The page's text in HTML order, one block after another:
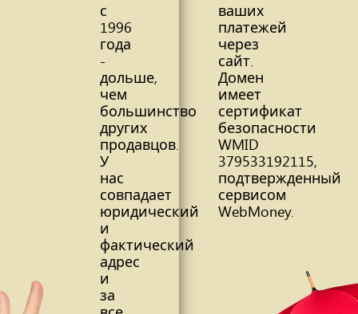
с
1996
года
-
дольше,
чем
большинство
других
продавцов.
У
нас
совпадает
юридический
и
фактический
адрес
и
за
ваших
платежей
через
сайт.
Домен
имеет
сертификат
безопасности
WMID
379533192115,
подтвержденный
сервисом
WebMoney.